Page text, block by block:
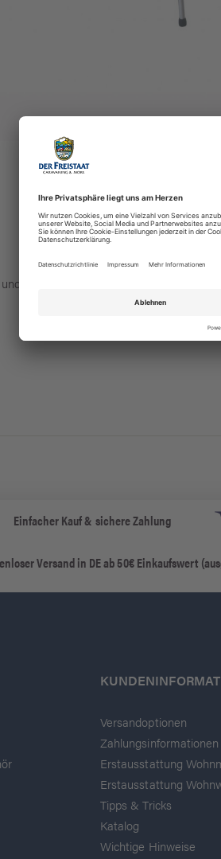
anderen Tische mit einem Umlaufmaß
Einfacher Kauf & sichere Zahlung
Versand in DE ab 50€ Einkaufswert
Versandoptionen
Zahlungsinformationen
Erstausstattung
Erstausstattung
Tipps & Tricks
Katalog
Wichtige Hinweise